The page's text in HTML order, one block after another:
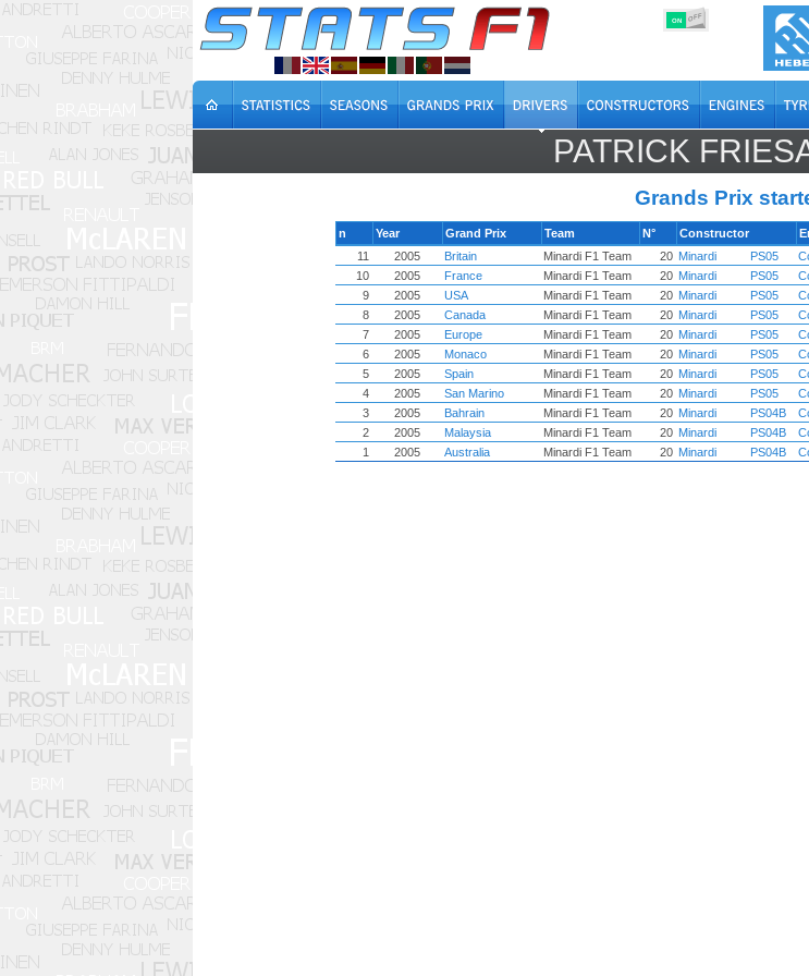
ON OFF
PATRICK
Grands Prix
n Year Grand Prix Team N° Constructor
11
2005 Britain Minardi F1 Team 20 Minardi PS05
10
2005 France Minardi F1 Team 20 Minardi PS05
9
2005 USA Minardi F1 Team 20 Minardi PS05
8
2005 Canada Minardi F1 Team 20 Minardi PS05
7
2005 Europe Minardi F1 Team 20 Minardi PS05
6
2005 Monaco Minardi F1 Team 20 Minardi PS05
5
2005 Spain Minardi F1 Team 20 Minardi PS05
4
2005 San Marino Minardi F1 Team 20 Minardi PS05
3
2005 Bahrain Minardi F1 Team 20 Minardi PS04B
2
2005 Malaysia Minardi F1 Team 20 Minardi PS04B
1
2005 Australia Minardi F1 Team 20 Minardi PS04B